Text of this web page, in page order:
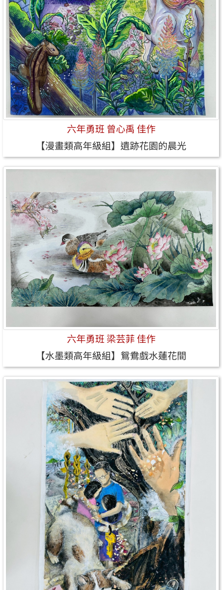
六年勇班 曾心禹 佳作
【漫畫類高年級組】遺跡花園的晨光
六年勇班 梁芸菲 佳作
【水墨類高年級組】鴛鴦戲水蓮花間